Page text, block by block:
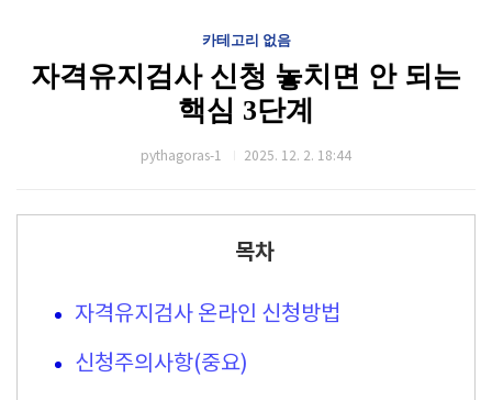
카테고리 없음
자격유지검사 신청 놓치면 안 되는
핵심 3단계
pythagoras-1 2025. 12. 2. 18:44
목차
자격유지검사 온라인 신청방법
신청주의사항(중요)